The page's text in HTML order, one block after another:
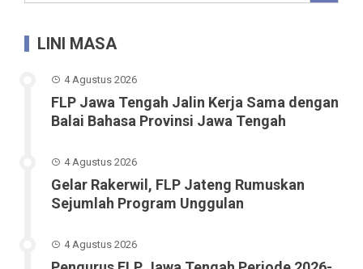
LINI MASA
4 Agustus 2026
FLP Jawa Tengah Jalin Kerja Sama dengan
Balai Bahasa Provinsi Jawa Tengah
4 Agustus 2026
Gelar Rakerwil, FLP Jateng Rumuskan
Sejumlah Program Unggulan
4 Agustus 2026